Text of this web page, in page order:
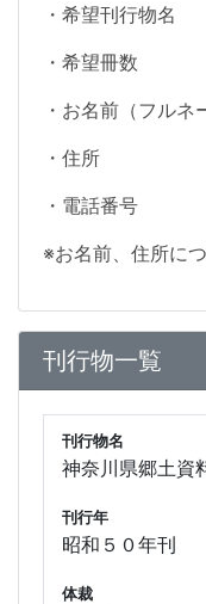
・希望刊行物名
・希望冊数
・お名前（フルネ
・住所
・電話番号
※お名前、住所に
刊行物一覧
刊行物名
神奈川県郷土資
刊行年
昭和５０年刊
体裁